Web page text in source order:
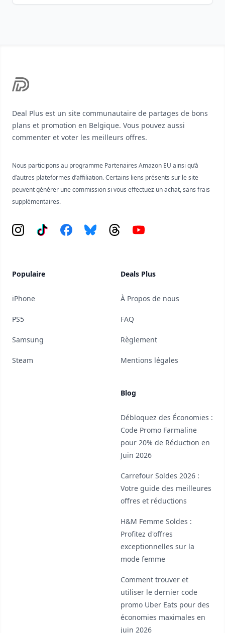
Deal Plus est un site communautaire de partages de bons
plans et promotion en Belgique. Vous pouvez aussi
commenter et voter les meilleurs offres.
Nous participons au programme Partenaires Amazon EU ainsi qu’à
d’autres plateformes d’affiliation. Certains liens présents sur le site
peuvent générer une commission si vous effectuez un achat, sans frais
supplémentaires.
Instagram
Tiktok FacebookBlueskyThreadsYouTube
Populaire
iPhone
PS5
Samsung
Steam
Deals Plus
À Propos de nous
FAQ
Règlement
Mentions légales
Blog
Débloquez des Économies :
Code Promo Farmaline
pour 20% de Réduction en
Juin 2026
Carrefour Soldes 2026 :
Votre guide des meilleures
offres et réductions
H&M Femme Soldes :
Profitez d'offres
exceptionnelles sur la
mode femme
Comment trouver et
utiliser le dernier code
promo Uber Eats pour des
économies maximales en
juin 2026